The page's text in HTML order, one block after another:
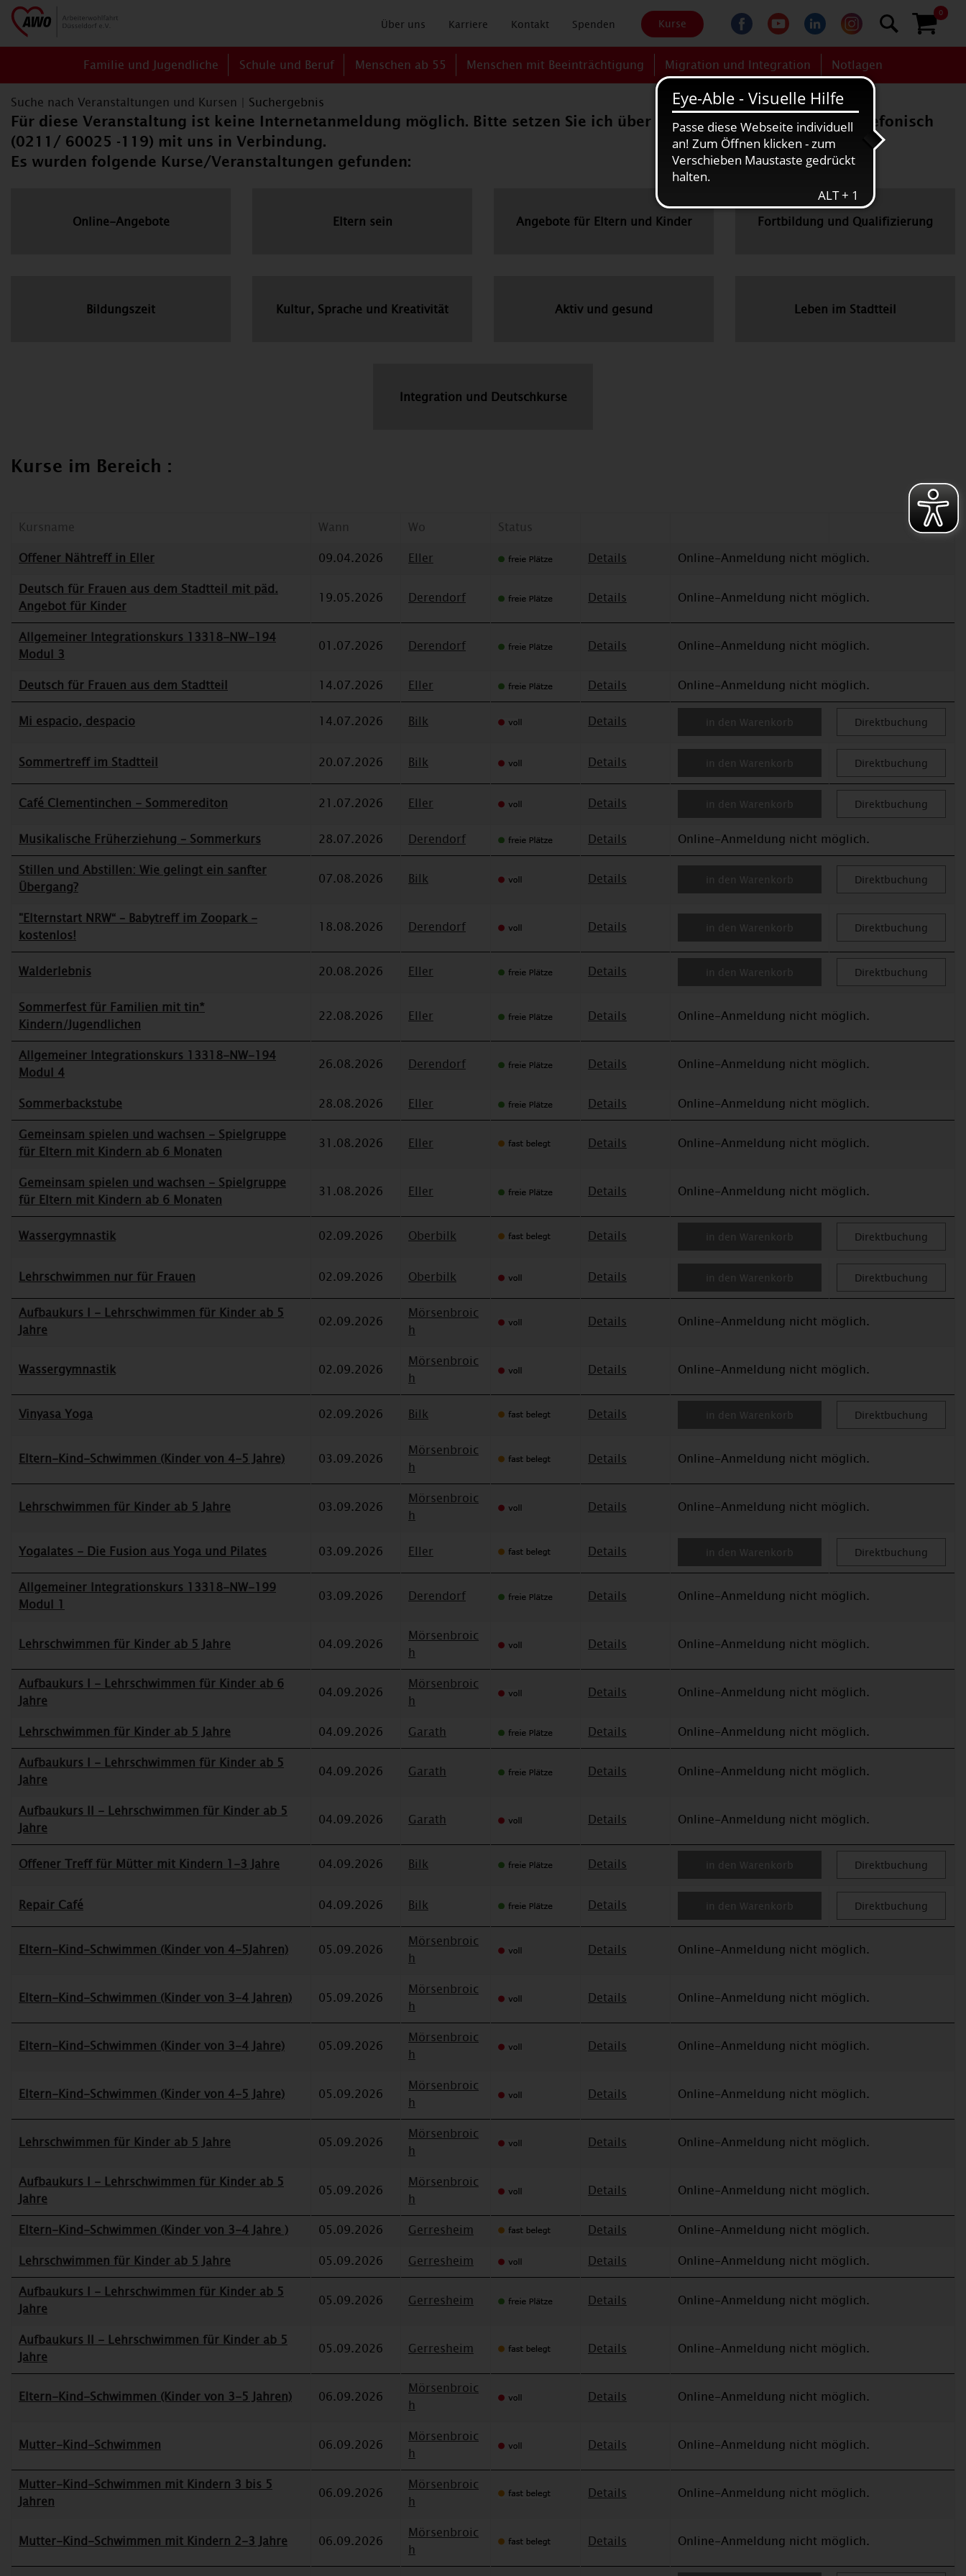
Über uns Karriere Kontakt Spenden Kurse
0
Familie und Jugendliche Schule und Beruf Menschen ab 55 Menschen mit Beeinträchtigung Migration und Integration Notlagen
Suche nach Veranstaltungen und Kursen Suchergebnis
Für diese Veranstaltung ist keine Internetanmeldung möglich. Bitte setzen Sie ich über das Kontaktformular bzw. telefonisch
(0211/ 60025 -119) mit uns in Verbindung.
Es wurden folgende Kurse/Veranstaltungen gefunden:
Online-Angebote Eltern sein Angebote für Eltern und Kinder Fortbildung und Qualifizierung
Bildungszeit Kultur, Sprache und Kreativität Aktiv und gesund Leben im Stadtteil
Integration und Deutschkurse
Kurse im Bereich :
Kursname Wann Wo
Status
Offener Nähtreff in Eller
09.04.2026 Eller Details
Online-Anmeldung nicht möglich.
Deutsch für Frauen aus dem Stadtteil mit päd.
Angebot für Kinder
19.05.2026 Derendorf Details Online-Anmeldung nicht möglich.
Allgemeiner Integrationskurs 13318-NW-194
Modul 3
01.07.2026 Derendorf Details Online-Anmeldung nicht möglich.
Deutsch für Frauen aus dem Stadtteil 14.07.2026 Eller Details
Online-Anmeldung nicht möglich.
Mi espacio, despacio
14.07.2026 Bilk Details in den Warenkorb Direktbuchung
Sommertreff im Stadtteil 20.07.2026 Bilk Details in den Warenkorb Direktbuchung
Café Clementinchen - Sommerediton 21.07.2026 Eller Details in den Warenkorb Direktbuchung
Musikalische Früherziehung – Sommerkurs 28.07.2026 Derendorf Details
Online-Anmeldung nicht möglich.
Stillen und Abstillen: Wie gelingt ein sanfter
Übergang?
07.08.2026 Bilk Details in den Warenkorb Direktbuchung
"Elternstart NRW“ – Babytreff im Zoopark -
kostenlos!
18.08.2026 Derendorf Details in den Warenkorb Direktbuchung
Walderlebnis 20.08.2026 Eller Details in den Warenkorb Direktbuchung
Sommerfest für Familien mit tin*
Kindern/Jugendlichen
22.08.2026 Eller Details Online-Anmeldung nicht möglich.
Allgemeiner Integrationskurs 13318-NW-194
Modul 4
26.08.2026 Derendorf Details Online-Anmeldung nicht möglich.
Sommerbackstube 28.08.2026 Eller Details
Online-Anmeldung nicht möglich.
Gemeinsam spielen und wachsen - Spielgruppe
für Eltern mit Kindern ab 6 Monaten
31.08.2026 Eller Details Online-Anmeldung nicht möglich.
Gemeinsam spielen und wachsen - Spielgruppe
für Eltern mit Kindern ab 6 Monaten
31.08.2026 Eller Details Online-Anmeldung nicht möglich.
Wassergymnastik 02.09.2026 Oberbilk Details in den Warenkorb Direktbuchung
Lehrschwimmen nur für Frauen 02.09.2026 Oberbilk Details in den Warenkorb Direktbuchung
Aufbaukurs I - Lehrschwimmen für Kinder ab 5
Jahre
02.09.2026
Mörsenbroic
h
Details Online-Anmeldung nicht möglich.
Wassergymnastik 02.09.2026
Mörsenbroic
h
Details Online-Anmeldung nicht möglich.
Vinyasa Yoga 02.09.2026 Bilk Details in den Warenkorb Direktbuchung
Eltern-Kind-Schwimmen (Kinder von 4-5 Jahre) 03.09.2026
Mörsenbroic
h
Details Online-Anmeldung nicht möglich.
Lehrschwimmen für Kinder ab 5 Jahre 03.09.2026
Mörsenbroic
h
Details Online-Anmeldung nicht möglich.
Yogalates - Die Fusion aus Yoga und Pilates 03.09.2026 Eller Details in den Warenkorb Direktbuchung
Allgemeiner Integrationskurs 13318-NW-199
Modul 1
03.09.2026 Derendorf Details Online-Anmeldung nicht möglich.
Lehrschwimmen für Kinder ab 5 Jahre 04.09.2026
Mörsenbroic
h
Details Online-Anmeldung nicht möglich.
Aufbaukurs I - Lehrschwimmen für Kinder ab 6
Jahre
04.09.2026
Mörsenbroic
h
Details Online-Anmeldung nicht möglich.
Lehrschwimmen für Kinder ab 5 Jahre 04.09.2026 Garath Details
Online-Anmeldung nicht möglich.
Aufbaukurs I - Lehrschwimmen für Kinder ab 5
Jahre
04.09.2026 Garath Details Online-Anmeldung nicht möglich.
Aufbaukurs II - Lehrschwimmen für Kinder ab 5
Jahre
04.09.2026 Garath Details Online-Anmeldung nicht möglich.
Offener Treff für Mütter mit Kindern 1-3 Jahre 04.09.2026 Bilk Details in den Warenkorb Direktbuchung
Repair Café 04.09.2026 Bilk Details in den Warenkorb Direktbuchung
Eltern-Kind-Schwimmen (Kinder von 4-5Jahren) 05.09.2026
Mörsenbroic
h
Details Online-Anmeldung nicht möglich.
Eltern-Kind-Schwimmen (Kinder von 3-4 Jahren) 05.09.2026
Mörsenbroic
h
Details Online-Anmeldung nicht möglich.
Eltern-Kind-Schwimmen (Kinder von 3-4 Jahre) 05.09.2026
Mörsenbroic
h
Details Online-Anmeldung nicht möglich.
Eltern-Kind-Schwimmen (Kinder von 4-5 Jahre) 05.09.2026
Mörsenbroic
h
Details Online-Anmeldung nicht möglich.
Lehrschwimmen für Kinder ab 5 Jahre 05.09.2026
Mörsenbroic
h
Details Online-Anmeldung nicht möglich.
Aufbaukurs I - Lehrschwimmen für Kinder ab 5
Jahre
05.09.2026
Mörsenbroic
h
Details Online-Anmeldung nicht möglich.
Eltern-Kind-Schwimmen (Kinder von 3-4 Jahre ) 05.09.2026 Gerresheim Details
Online-Anmeldung nicht möglich.
Lehrschwimmen für Kinder ab 5 Jahre
05.09.2026 Gerresheim Details
Online-Anmeldung nicht möglich.
Aufbaukurs I - Lehrschwimmen für Kinder ab 5
Jahre
05.09.2026 Gerresheim Details Online-Anmeldung nicht möglich.
Aufbaukurs II - Lehrschwimmen für Kinder ab 5
Jahre
05.09.2026 Gerresheim Details Online-Anmeldung nicht möglich.
Eltern-Kind-Schwimmen (Kinder von 3-5 Jahren) 06.09.2026
Mörsenbroic
h
Details Online-Anmeldung nicht möglich.
Mutter-Kind-Schwimmen 06.09.2026
Mörsenbroic
h
Details Online-Anmeldung nicht möglich.
Mutter-Kind-Schwimmen mit Kindern 3 bis 5
Jahren
06.09.2026
Mörsenbroic
h
Details Online-Anmeldung nicht möglich.
Mutter-Kind-Schwimmen mit Kindern 2-3 Jahre 06.09.2026
Mörsenbroic
h
Details Online-Anmeldung nicht möglich.